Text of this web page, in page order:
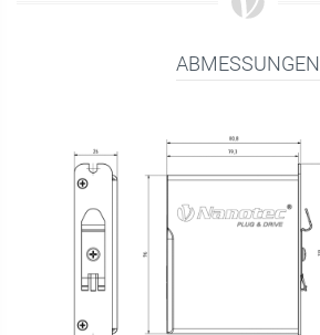
ABMESSUNGEN